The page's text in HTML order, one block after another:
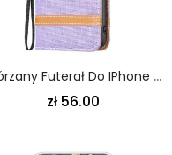
Skórzany Futerał Do IPhone 14 Pro Z Łańcuch Pasek Z Efektem Tkaniny I Skóry
zł 56.00